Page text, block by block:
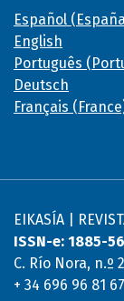
Español
English
Português
Deutsch
Français
EIKASÍA |
ISSN-e: 1885-
C. Río Nora, n.º
+ 34 696 96 81